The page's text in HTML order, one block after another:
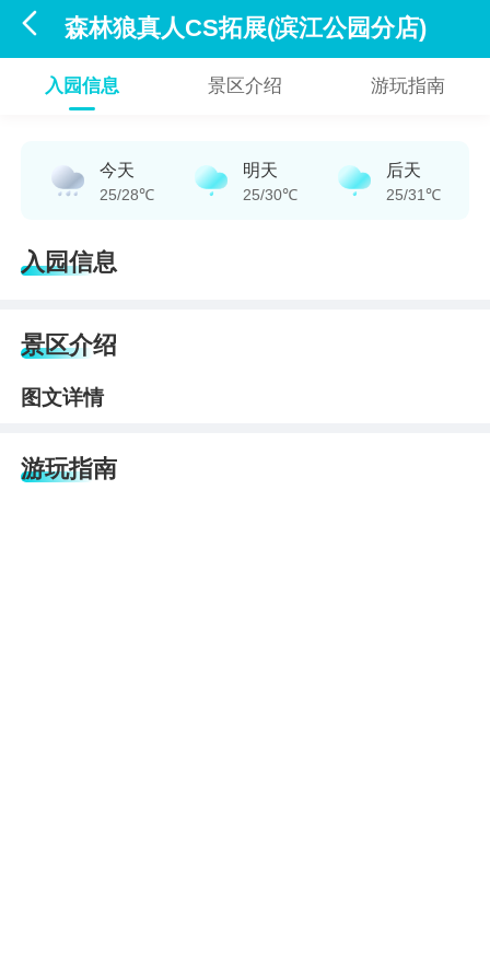
 森林狼真人CS拓展(滨江公园分店)
入园信息 景区介绍 游玩指南
今天
25/28℃
明天
25/30℃
后天
25/31℃
入园信息
景区介绍
图文详情
游玩指南